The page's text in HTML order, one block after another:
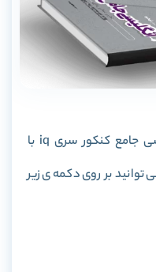
برای خرید کامل کتاب زبان انگلیسی جامع کنکور سری iq با
توانید بر روی دکمه ی زیر